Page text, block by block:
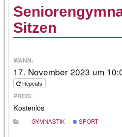
Sitzen
WANN:
17. November 2023 um
Repeats
PREIS:
Kostenlos
GYMNASTIK SPORT